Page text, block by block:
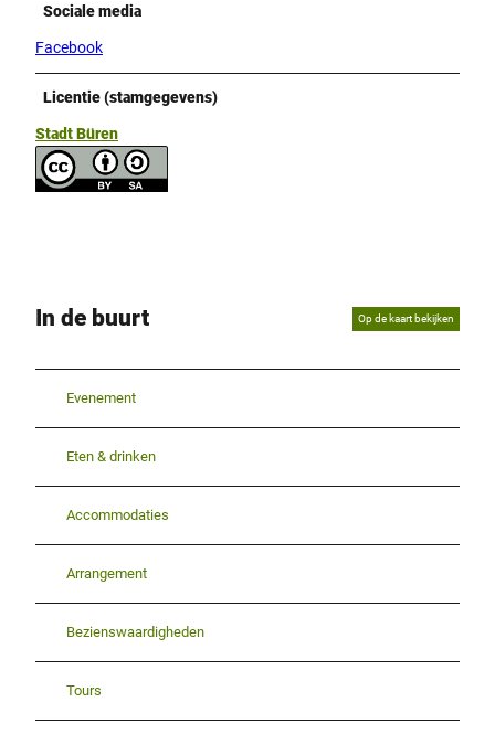
Sociale media
Facebook
Licentie (stamgegevens)
Stadt Büren
In de buurt Op de kaart bekijken
Evenement
Eten & drinken
Accommodaties
Arrangement
Bezienswaardigheden
Tours